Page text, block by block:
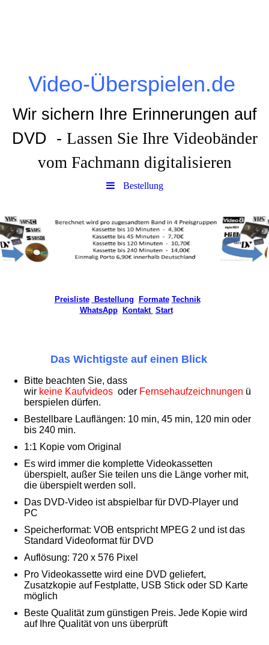
Video-Überspielen.de
Wir sichern Ihre Erinnerungen auf
DVD - Lassen Sie Ihre Videobänder
vom Fachmann digitalisieren
Bestellung
Preisliste Bestellung Formate Technik
WhatsApp
Kontakt Start
Das Wichtigste auf einen Blick
Bitte beachten Sie, dass
wir keine Kaufvideos oder Fernsehaufzeichnungen ü
berspielen dürfen.
Bestellbare Lauflängen: 10 min, 45 min, 120 min oder
bis 240 min.
1:1 Kopie vom Original
Es wird immer die komplette Videokassetten
überspielt, außer Sie teilen uns die Länge vorher mit,
die überspielt werden soll.
Das DVD-Video ist abspielbar für DVD-Player und
PC
Speicherformat: VOB entspricht MPEG 2 und ist das
Standard Videoformat für DVD
Auflösung: 720 x 576 Pixel
Pro Videokassette wird eine DVD geliefert,
Zusatzkopie auf Festplatte, USB Stick oder SD Karte
möglich
Beste Qualität zum günstigen Preis. Jede Kopie wird
auf Ihre Qualität von uns überprüft